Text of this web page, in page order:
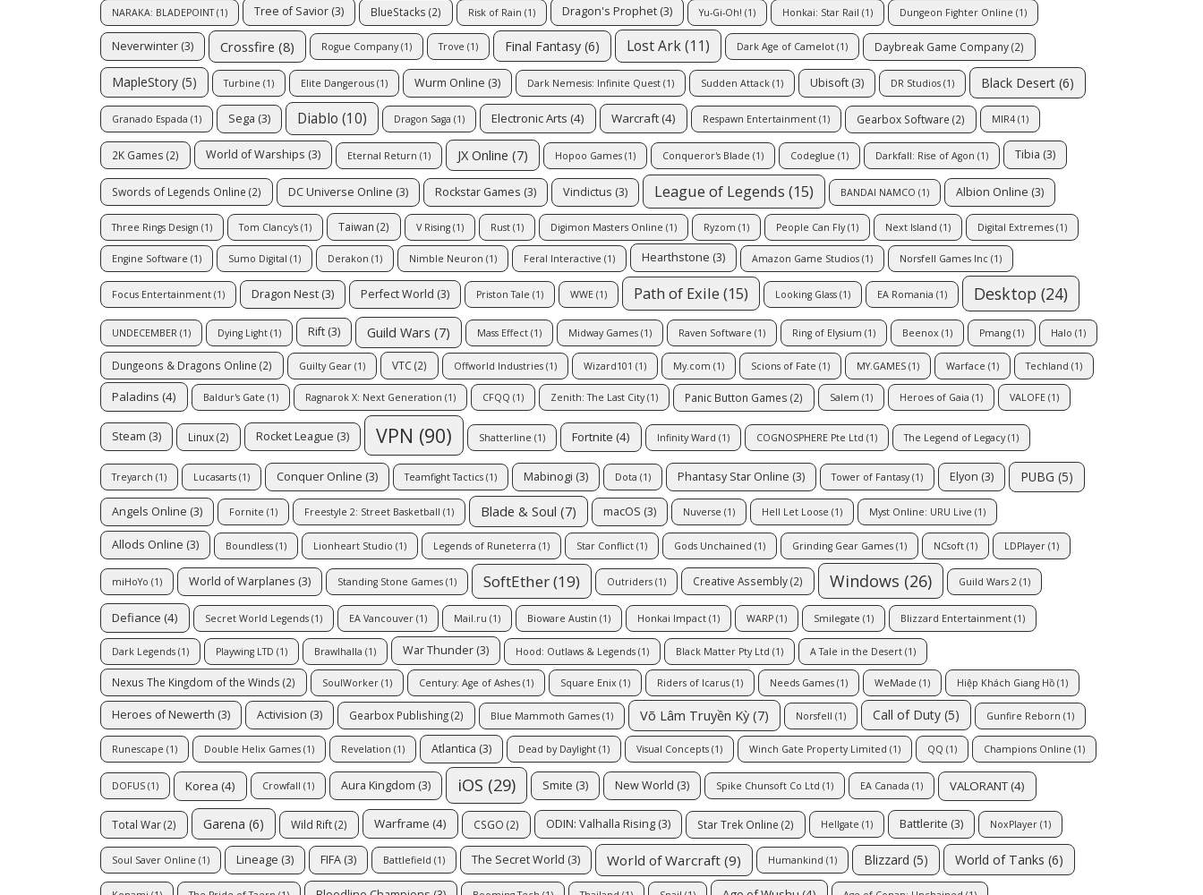
NARAKA: BLADEPOINT(1) Tree of Savior (3) BlueStacks (2) Risk of Rain (1) Dragon's Prophet (3) Yu-Gi-Oh! (1) Honkai: Star Rail (1) Dungeon Fighter Online (1)
Neverwinter (3) Crossfire (8) Rogue Company(1) Trove (1) Final Fantasy (6) Lost Ark(11) Dark Age of Camelot (1) Daybreak Game Company(2)
MapleStory (5) Turbine (1) Elite Dangerous (1) Wurm Online (3) Dark Nemesis: Infinite Quest (1) Sudden Attack (1) Ubisoft (3) DR Studios (1) Black Desert (6)
Granado Espada (1) Sega (3) Diablo (10) Dragon Saga (1) Electronic Arts (4) Warcraft (4) Respawn Entertainment (1) Gearbox Software (2) MIR4 (1)
2K Games (2) World of Warships (3) Eternal Return (1) JX Online (7) Hopoo Games (1) Conqueror's Blade (1) Codeglue (1) Darkfall: Rise of Agon (1) Tibia (3)
Swords of Legends Online (2) DC Universe Online (3) Rockstar Games (3) Vindictus (3) League of Legends (15) BANDAI NAMCO (1) Albion Online (3)
Three Rings Design (1) Tom Clancy's (1) Taiwan (2) V Rising (1) Rust (1) Digimon Masters Online (1) Ryzom (1) People Can Fly(1) Next Island (1) Digital Extremes (1)
Engine Software (1) Sumo Digital (1) Derakon (1) Nimble Neuron (1) Feral Interactive (1) Hearthstone (3) Amazon Game Studios (1) Norsfell Games Inc (1)
Focus Entertainment (1) Dragon Nest (3) Perfect World (3) Priston Tale (1) WWE (1) Path of Exile (15) Looking Glass (1) EA Romania (1) Desktop (24)
UNDECEMBER (1) Dying Light (1) Rift (3) Guild Wars (7) Mass Effect (1) Midway Games (1) Raven Software (1) Ring of Elysium (1) Beenox (1) Pmang (1) Halo (1)
Dungeons & Dragons Online (2) Guilty Gear (1) VTC(2) Offworld Industries (1) Wizard101 (1) My.com (1) Scions of Fate (1) MY.GAMES (1) Warface (1) Techland (1)
Paladins (4) Baldur's Gate (1) Ragnarok X: Next Generation (1) CFQQ (1) Zenith: The Last City(1) Panic Button Games (2) Salem (1) Heroes of Gaia (1) VALOFE (1)
Steam (3) Linux(2) Rocket League (3) VPN (90) Shatterline (1) Fortnite (4) Infinity Ward (1) COGNOSPHERE Pte Ltd (1) The Legend of Legacy(1)
Treyarch (1) Lucasarts (1) Conquer Online (3) Teamfight Tactics (1) Mabinogi (3) Dota (1) Phantasy Star Online (3) Tower of Fantasy(1) Elyon (3) PUBG (5)
Angels Online (3) Fornite (1) Freestyle 2: Street Basketball (1) Blade & Soul (7) macOS (3) Nuverse (1) Hell Let Loose (1) Myst Online: URU Live (1)
Allods Online (3) Boundless (1) Lionheart Studio (1) Legends of Runeterra (1) Star Conflict (1) Gods Unchained (1) Grinding Gear Games (1) NCsoft (1) LDPlayer (1)
miHoYo (1) World of Warplanes (3) Standing Stone Games (1) SoftEther(19) Outriders (1) Creative Assembly(2) Windows (26) Guild Wars 2 (1)
Defiance (4) Secret World Legends (1) EA Vancouver (1) Mail.ru (1) Bioware Austin (1) Honkai Impact (1) WARP (1) Smilegate (1) Blizzard Entertainment (1)
Dark Legends (1) Playwing LTD (1) Brawlhalla (1) War Thunder (3) Hood: Outlaws & Legends (1) Black Matter Pty Ltd (1) A Tale in the Desert (1)
Nexus The Kingdom of the Winds (2) SoulWorker (1) Century: Age of Ashes (1) Square Enix (1) Riders of Icarus (1) Needs Games (1) WeMade (1) Hiệp Khách Giang Hồ (1)
Heroes of Newerth (3) Activision (3) Gearbox Publishing(2) Blue Mammoth Games (1) Võ Lâm Truyền Kỳ (7) Norsfell (1) Call of Duty (5) Gunfire Reborn (1)
Runescape (1) Double Helix Games (1) Revelation (1) Atlantica (3) Dead by Daylight (1) Visual Concepts (1) Winch Gate Property Limited (1) QQ (1) Champions Online (1)
DOFUS (1) Korea (4) Crowfall (1) Aura Kingdom (3) iOS (29) Smite (3) New World (3) Spike Chunsoft Co Ltd (1) EA Canada (1) VALORANT (4)
Total War(2) Garena (6) Wild Rift(2) Warframe (4) CSGO (2) ODIN: Valhalla Rising (3) Star Trek Online (2) Hellgate (1) Battlerite (3) NoxPlayer (1)
Soul Saver Online (1) Lineage (3) FIFA (3) Battlefield (1) The Secret World (3) World of Warcraft (9) Humankind (1) Blizzard (5) World of Tanks (6)